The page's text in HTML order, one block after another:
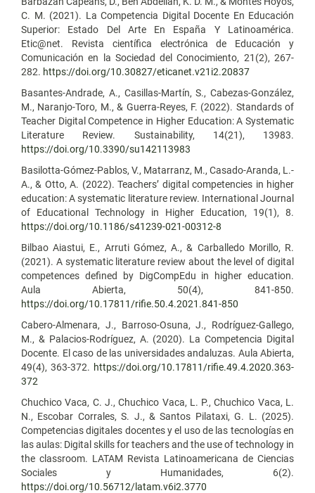
C. M. (2021). La Competencia Digital Docente En Educación
Superior: Estado Del Arte En España Y Latinoamérica.
Etic@net. Revista científica electrónica de Educación y
Comunicación en la Sociedad del Conocimiento, 21(2), 267-
282. https://doi.org/10.30827/eticanet.v21i2.20837
Basantes-Andrade, A., Casillas-Martín, S., Cabezas-González,
M., Naranjo-Toro, M., & Guerra-Reyes, F. (2022). Standards of
Teacher Digital Competence in Higher Education: A Systematic
Literature Review. Sustainability, 14(21), 13983.
https://doi.org/10.3390/su142113983
Basilotta-Gómez-Pablos, V., Matarranz, M., Casado-Aranda, L.-
A., & Otto, A. (2022). Teachers’ digital competencies in higher
education: A systematic literature review. International Journal
of Educational Technology in Higher Education, 19(1), 8.
https://doi.org/10.1186/s41239-021-00312-8
Bilbao Aiastui, E., Arruti Gómez, A., & Carballedo Morillo, R.
(2021). A systematic literature review about the level of digital
competences defined by DigCompEdu in higher education.
Aula Abierta, 50(4), 841-850.
https://doi.org/10.17811/rifie.50.4.2021.841-850
Cabero-Almenara, J., Barroso-Osuna, J., Rodríguez-Gallego,
M., & Palacios-Rodríguez, A. (2020). La Competencia Digital
Docente. El caso de las universidades andaluzas. Aula Abierta,
49(4), 363-372. https://doi.org/10.17811/rifie.49.4.2020.363-
372
Chuchico Vaca, C. J., Chuchico Vaca, L. P., Chuchico Vaca, L.
N., Escobar Corrales, S. J., & Santos Pilataxi, G. L. (2025).
Competencias digitales docentes y el uso de las tecnologías en
las aulas: Digital skills for teachers and the use of technology in
the classroom. LATAM Revista Latinoamericana de Ciencias
Sociales y Humanidades, 6(2).
https://doi.org/10.56712/latam.v6i2.3770